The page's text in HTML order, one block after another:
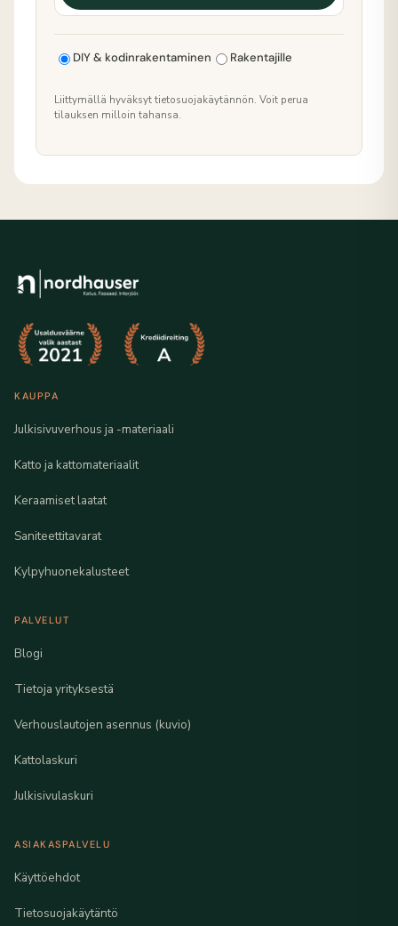
DIY & kodinrakentaminen Rakentajille
Liittymällä hyväksyt tietosuojakäytännön. Voit perua
tilauksen milloin tahansa.
KAUPPA
Julkisivuverhous ja -materiaali
Katto ja kattomateriaalit
Keraamiset laatat
Saniteettitavarat
Kylpyhuonekalusteet
PALVELUT
Blogi
Tietoja yrityksestä
Verhouslautojen asennus (kuvio)
Kattolaskuri
Julkisivulaskuri
ASIAKASPALVELU
Käyttöehdot
Tietosuojakäytäntö